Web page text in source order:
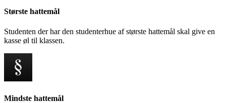
Største hattemål
Studenten der har den studenterhue af største hattemål skal give en
kasse øl til klassen.
Mindste hattemål